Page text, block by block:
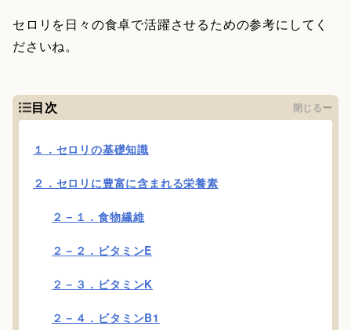
セロリを日々の食卓で活躍させるための参考にしてく
ださいね。
目次 閉じる
１．セロリの基礎知識
２．セロリに豊富に含まれる栄養素
２－１．食物繊維
２－２．ビタミンE
２－３．ビタミンK
２－４．ビタミンB1